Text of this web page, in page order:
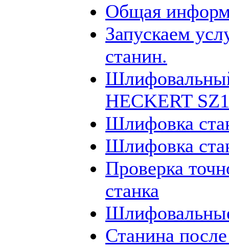
Общая
Запускаем
станин.
HECKERT
Шлифовка
Шлифовка
Проверка
станка
Станина